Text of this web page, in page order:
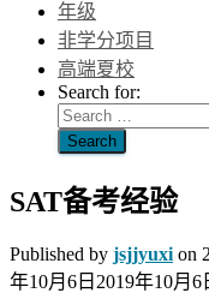
年级
非学分项目
高端夏校
Search for:
SAT备考经验
Published by jsjjyuxi on
年10月6日 2019年10月6